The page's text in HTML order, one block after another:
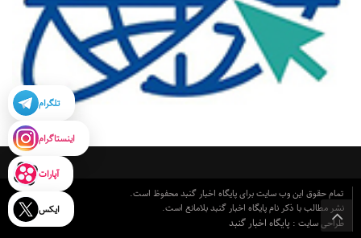
تمام حقوق این وب سایت برای پایگاه اخبار گنبد محفوظ است.
نشر مطالب با ذکر نام پایگاه اخبار گنبد بلامانع است.
طراحی سایت : پایگاه اخبار گنبد
تلگرام
اینستاگرام
آپارات
ایکس